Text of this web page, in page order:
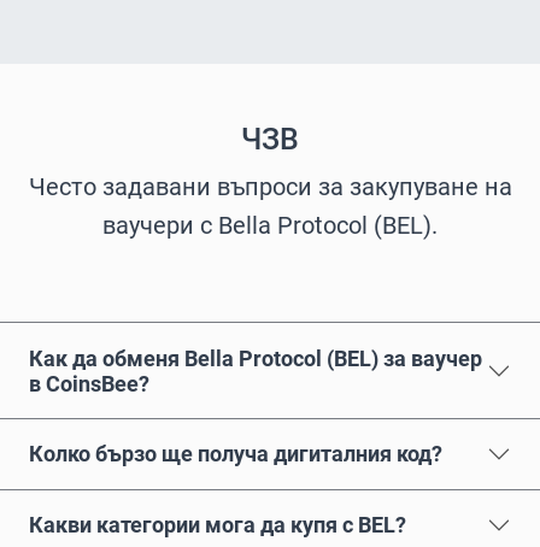
ЧЗВ
Често задавани въпроси за закупуване на
ваучери с Bella Protocol (BEL).
Как да обменя Bella Protocol (BEL) за ваучер
в CoinsBee?
Колко бързо ще получа дигиталния код?
Какви категории мога да купя с BEL?